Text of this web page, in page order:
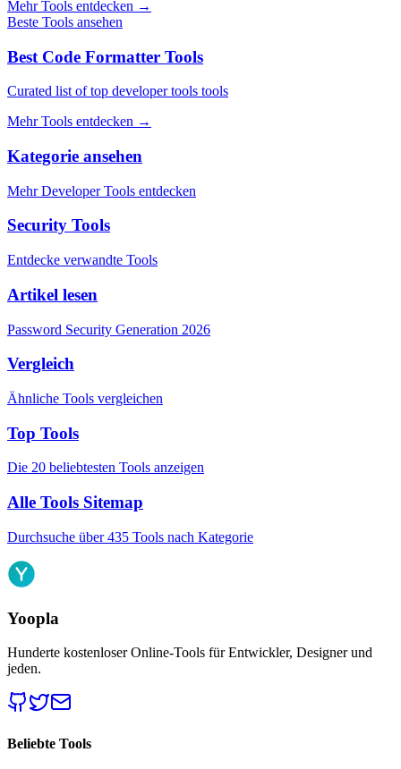
Mehr Tools entdecken →
Beste Tools ansehen
Best Code Formatter Tools
Curated list of top developer tools tools
Mehr Tools entdecken →
Kategorie ansehen
Mehr Developer Tools entdecken
Security Tools
Entdecke verwandte Tools
Artikel lesen
Password Security Generation 2026
Vergleich
Ähnliche Tools vergleichen
Top Tools
Die 20 beliebtesten Tools anzeigen
Alle Tools Sitemap
Durchsuche über 435 Tools nach Kategorie
Yoopla
Hunderte kostenloser Online-Tools für Entwickler, Designer und
jeden.
Beliebte Tools